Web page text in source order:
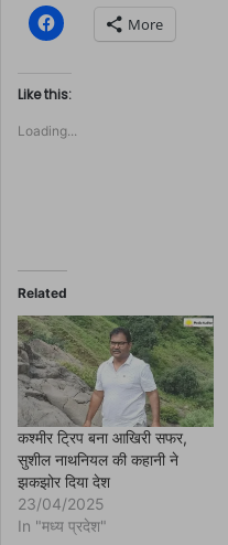
C
l
k
t
o
h
b
o
k
(
O
p
e
n
s
i
n
n
e
w
w
i
n
d
More
Like this:
Loading...
Related
कश्मीर ट्रिप बना आखिरी सफर,
सुशील नाथनियल की कहानी ने
झकझोर दिया देश
23/04/2025
In "मध्य प्रदेश"